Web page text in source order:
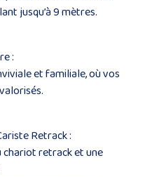
jusqu’à 9 mètres.
:
et familiale, où vos
Retrack :
retrack et une